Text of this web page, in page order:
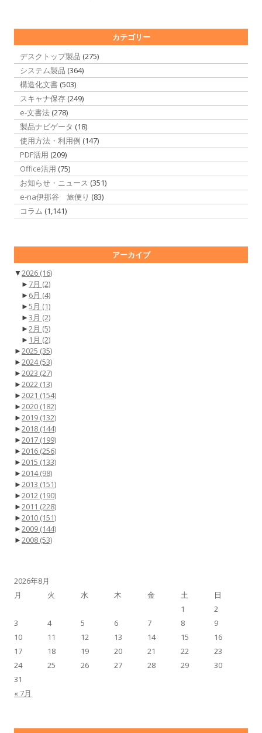
カテゴリー
デスクトップ製品 (275)
システム製品 (364)
構造化文書 (503)
スキャナ保存 (249)
e-文書法 (278)
製品ナビゲータ (18)
使用方法・利用例 (147)
PDF活用 (209)
Office活用 (75)
お知らせ・ニュース (351)
e-na伊那谷 旅便り (83)
コラム (1,141)
アーカイブ
▼2026 (16)
► 7月 (2)
► 6月 (4)
►5月 (1)
►3月 (2)
►2月 (5)
► 1月 (2)
►2025 (35)
►2024(53)
►2023 (27)
►2022 (13)
►2021 (154)
►2020 (182)
►2019 (132)
►2018 (144)
►2017 (199)
►2016 (256)
►2015 (133)
►2014(98)
►2013 (151)
►2012 (190)
►2011 (228)
►2010 (151)
►2009 (144)
►2008 (53)
2026年8月
月
火 水 木 金 土 日
« 7月
1
2
3
4 5 6 7 8
9
10
11 12 13 14 15
16
17
18 19 20 21 22
23
24
25 26 27 28 29
30
31